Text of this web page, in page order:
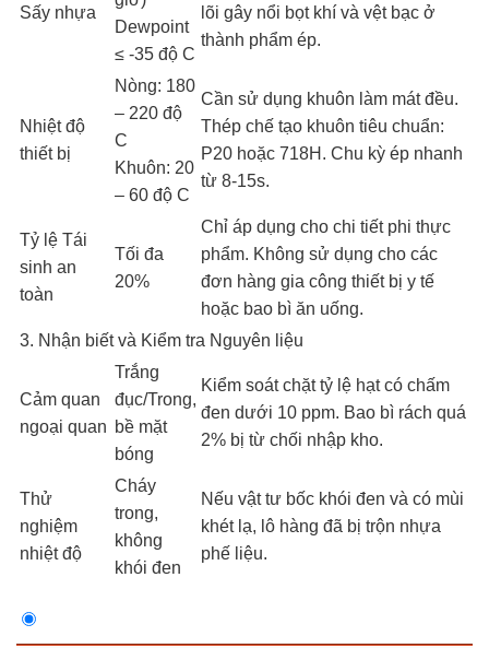
Sấy nhựa
Dewpoint
≤ -35 độ C
lõi gây nổi bọt khí và vệt bạc ở
thành phẩm ép.
Nhiệt độ
thiết bị
Nòng: 180
– 220 độ
C
Khuôn: 20
– 60 độ C
Cần sử dụng khuôn làm mát đều.
Thép chế tạo khuôn tiêu chuẩn:
P20 hoặc 718H. Chu kỳ ép nhanh
từ 8-15s.
Tỷ lệ Tái
sinh an
toàn
Tối đa
20%
Chỉ áp dụng cho chi tiết phi thực
phẩm. Không sử dụng cho các
đơn hàng gia công thiết bị y tế
hoặc bao bì ăn uống.
3. Nhận biết và Kiểm tra Nguyên liệu
Cảm quan
ngoại quan
Trắng
đục/Trong,
bề mặt
bóng
Kiểm soát chặt tỷ lệ hạt có chấm
đen dưới 10 ppm. Bao bì rách quá
2% bị từ chối nhập kho.
Thử
nghiệm
nhiệt độ
Cháy
trong,
không
khói đen
Nếu vật tư bốc khói đen và có mùi
khét lạ, lô hàng đã bị trộn nhựa
phế liệu.